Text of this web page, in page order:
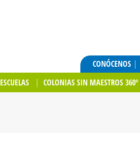
CONÓCENOS
ESCUELAS COLONIAS SIN MAESTROS 360º